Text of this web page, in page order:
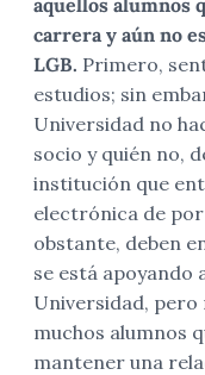
aquellos alumnos
carrera y aún no
LGB. Primero,
estudios; sin
Universidad no
socio y quién no,
institución que
electrónica de por
obstante, deben
se está apoyando
Universidad, pero
muchos alumnos
mantener una